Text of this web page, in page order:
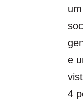
e
4